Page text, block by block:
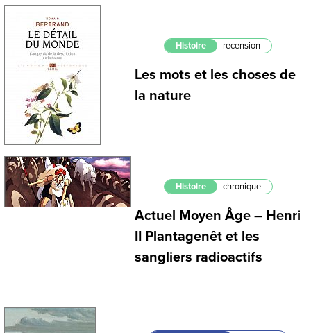
Histoire recension
Les mots et les choses de
la nature
Histoire chronique
Actuel Moyen Âge – Henri
II Plantagenêt et les
sangliers radioactifs